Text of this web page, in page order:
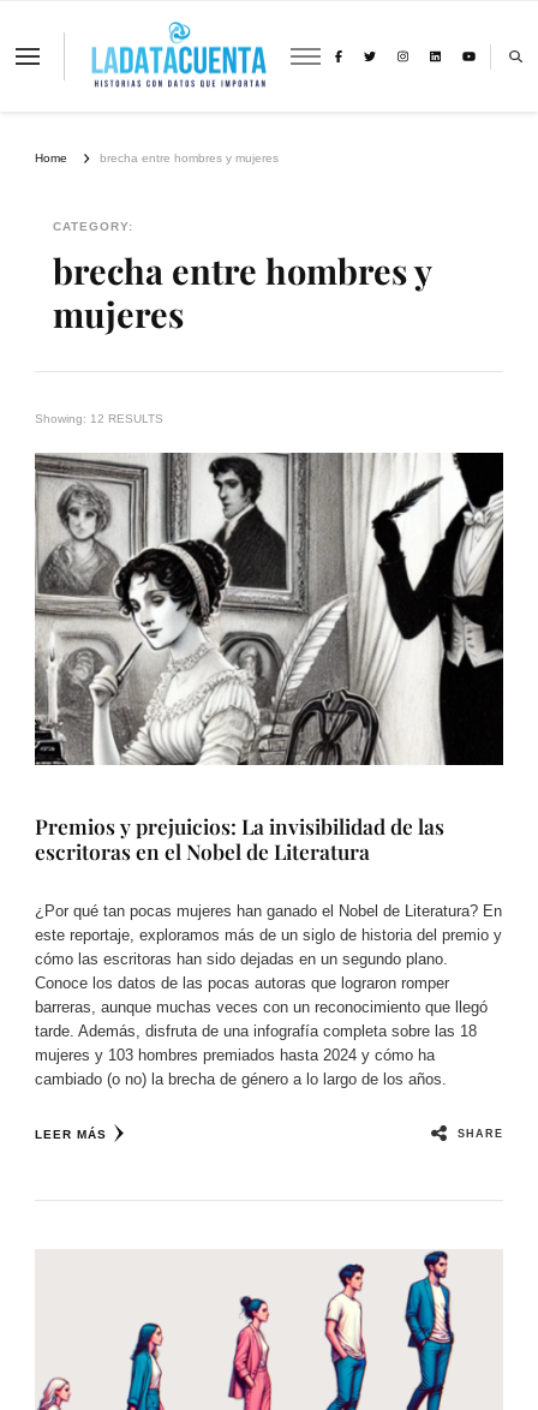
La Data Cuenta es una plataforma
Home brecha entre hombres y mujeres
CATEGORY:
brecha entre hombres y
mujeres
Showing: 12 RESULTS
Premios y prejuicios: La invisibilidad de las
escritoras en el Nobel de Literatura
¿Por qué tan pocas mujeres han ganado el Nobel de Literatura? En
este reportaje, exploramos más de un siglo de historia del premio y
cómo las escritoras han sido dejadas en un segundo plano.
Conoce los datos de las pocas autoras que lograron romper
barreras, aunque muchas veces con un reconocimiento que llegó
tarde. Además, disfruta de una infografía completa sobre las 18
mujeres y 103 hombres premiados hasta 2024 y cómo ha
cambiado (o no) la brecha de género a lo largo de los años.
LEER MÁS SHARE